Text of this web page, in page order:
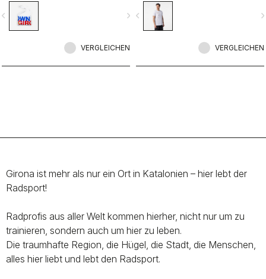
Zusammenarbeit mit R-A/D.
navigate_next
VERGLEICHEN
Zusammenarbeit mit R-A/D.
navigate_before
VERGLEICHEN
Girona ist mehr als nur ein Ort in Katalonien – hier lebt der
Radsport!
Radprofis aus aller Welt kommen hierher, nicht nur um zu
trainieren, sondern auch um hier zu leben.
Die traumhafte Region, die Hügel, die Stadt, die Menschen,
alles hier liebt und lebt den Radsport.